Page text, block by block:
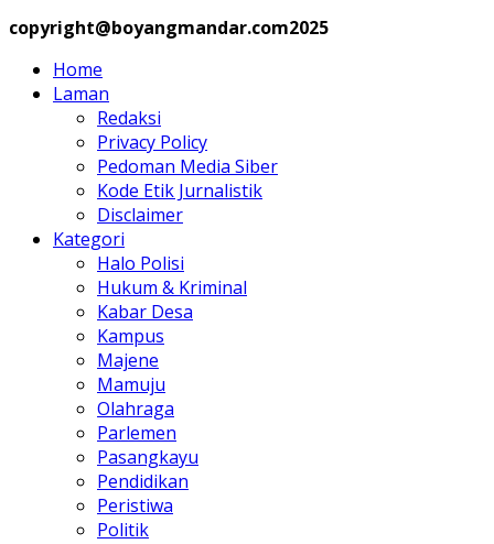
copyright@boyangmandar.com2025
Home
Laman
Redaksi
Privacy Policy
Pedoman Media Siber
Kode Etik Jurnalistik
Disclaimer
Kategori
Halo Polisi
Hukum & Kriminal
Kabar Desa
Kampus
Majene
Mamuju
Olahraga
Parlemen
Pasangkayu
Pendidikan
Peristiwa
Politik